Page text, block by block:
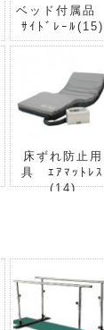
ベッド付属品
ｻｲﾄﾞﾚｰﾙ (15)
床ずれ防止用
具 ｴｱﾏｯﾄﾚｽ
(14)